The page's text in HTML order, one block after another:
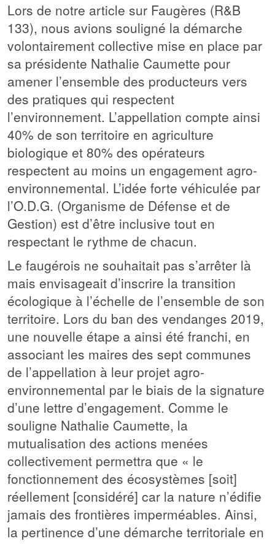
Lors de notre article sur Faugères (R&B
133), nous avions souligné la démarche
volontairement collective mise en place par
sa présidente Nathalie Caumette pour
amener l’ensemble des producteurs vers
des pratiques qui respectent
l’environnement. L’appellation compte ainsi
40% de son territoire en agriculture
biologique et 80% des opérateurs
respectent au moins un engagement agro-
environnemental. L’idée forte véhiculée par
l’O.D.G. (Organisme de Défense et de
Gestion) est d’être inclusive tout en
respectant le rythme de chacun.
Le faugérois ne souhaitait pas s’arrêter là
mais envisageait d’inscrire la transition
écologique à l’échelle de l’ensemble de son
territoire. Lors du ban des vendanges 2019,
une nouvelle étape a ainsi été franchi, en
associant les maires des sept communes
de l’appellation à leur projet agro-
environnemental par le biais de la signature
d’une lettre d’engagement. Comme le
souligne Nathalie Caumette, la
mutualisation des actions menées
collectivement permettra que « le
fonctionnement des écosystèmes [soit]
réellement [considéré] car la nature n’édifie
jamais des frontières imperméables. Ainsi,
la pertinence d’une démarche territoriale en